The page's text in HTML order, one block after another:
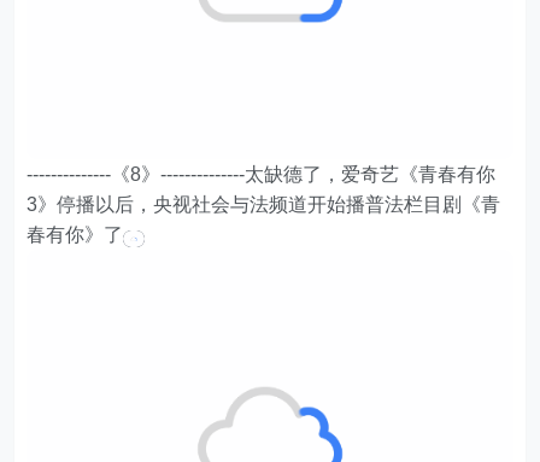
--------------《8》--------------太缺德了，爱奇艺《青春有你
3》停播以后，央视社会与法频道开始播普法栏目剧《青
春有你》了